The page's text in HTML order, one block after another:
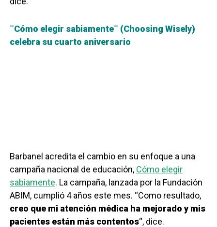
¨Cómo elegir sabiamente¨ (Choosing Wisely)
celebra su cuarto aniversario
Barbanel acredita el cambio en su enfoque a una
campaña nacional de educación, Cómo elegir
sabiamente. La campaña, lanzada por la Fundación
ABIM, cumplió 4 años este mes. “Como resultado,
creo que mi atención médica ha mejorado y mis
pacientes están más contentos“, dice.